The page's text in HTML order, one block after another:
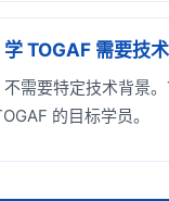
学 TOGAF 需要技术
不需要特定技术背景
的目标学员。